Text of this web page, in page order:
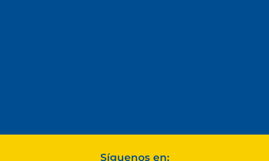
Síguenos en: